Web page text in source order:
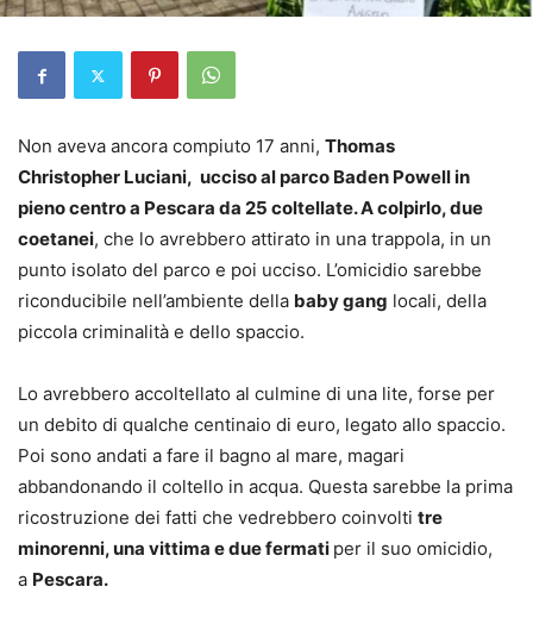
Non aveva ancora compiuto 17 anni, Thomas
Christopher Luciani, ucciso al parco Baden Powell in
pieno centro a Pescara da 25 coltellate. A colpirlo, due
coetanei, che lo avrebbero attirato in una trappola, in un
punto isolato del parco e poi ucciso. L’omicidio sarebbe
riconducibile nell’ambiente della baby gang locali, della
piccola criminalità e dello spaccio.
Lo avrebbero accoltellato al culmine di una lite, forse per
un debito di qualche centinaio di euro, legato allo spaccio.
Poi sono andati a fare il bagno al mare, magari
abbandonando il coltello in acqua. Questa sarebbe la prima
ricostruzione dei fatti che vedrebbero coinvolti tre
minorenni, una vittima e due fermati per il suo omicidio,
a Pescara.